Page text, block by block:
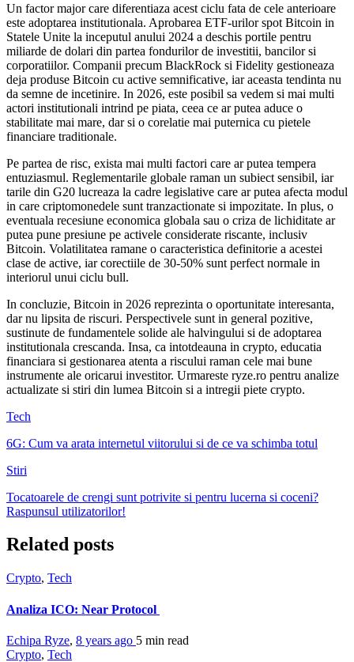
Un factor major care diferentiaza acest ciclu fata de cele anterioare
este adoptarea institutionala. Aprobarea ETF-urilor spot Bitcoin in
Statele Unite la inceputul anului 2024 a deschis portile pentru
miliarde de dolari din partea fondurilor de investitii, bancilor si
corporatiilor. Companii precum BlackRock si Fidelity gestioneaza
deja produse Bitcoin cu active semnificative, iar aceasta tendinta nu
da semne de incetinire. In 2026, este posibil sa vedem si mai multi
actori institutionali intrind pe piata, ceea ce ar putea aduce o
stabilitate mai mare, dar si o corelatie mai puternica cu pietele
financiare traditionale.
Pe partea de risc, exista mai multi factori care ar putea tempera
entuziasmul. Reglementarile globale raman un subiect sensibil, iar
tarile din G20 lucreaza la cadre legislative care ar putea afecta modul
in care criptomonedele sunt tranzactionate si impozitate. In plus, o
eventuala recesiune economica globala sau o criza de lichiditate ar
putea pune presiune pe activele considerate riscante, inclusiv
Bitcoin. Volatilitatea ramane o caracteristica definitorie a acestei
clase de active, iar corectiile de 30-50% sunt perfect normale in
interiorul unui ciclu bull.
In concluzie, Bitcoin in 2026 reprezinta o oportunitate interesanta,
dar nu lipsita de riscuri. Perspectivele sunt in general pozitive,
sustinute de fundamentele solide ale halvingului si de adoptarea
institutionala crescanda. Insa, ca intotdeauna in crypto, educatia
financiara si gestionarea atenta a riscului raman cele mai bune
instrumente ale oricarui investitor. Urmareste ryze.ro pentru analize
actualizate si stiri din lumea Bitcoin si a intregii piete crypto.
Tech
6G: Cum va arata internetul viitorului si de ce va schimba totul
Stiri
Tocatoarele de crengi sunt potrivite si pentru lucerna si coceni?
Raspunsul utilizatorilor!
Related posts
Crypto, Tech
Analiza ICO: Near Protocol
Echipa Ryze, 8 years ago 5 min read
Crypto, Tech